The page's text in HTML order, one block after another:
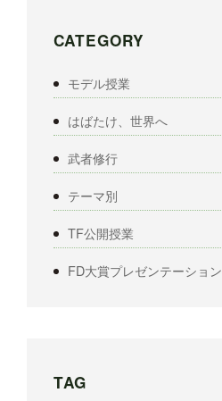
CATEGORY
モデル授業
はばたけ、世界へ
武者修行
テーマ別
TF公開授業
FD大賞プレゼンテーション
TAG